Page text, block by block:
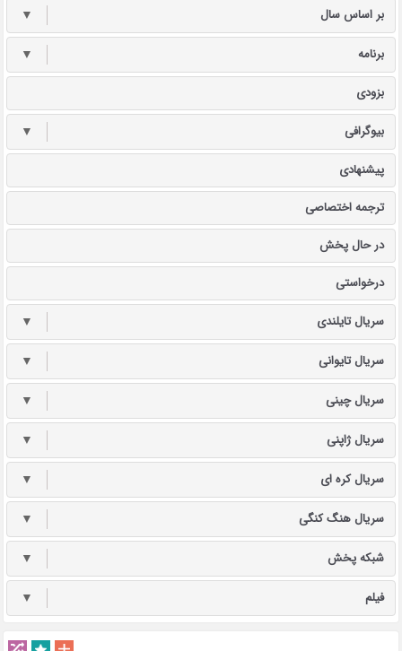
بر اساس سال ▼
برنامه ▼
بزودی
بیوگرافی ▼
پیشنهادی
ترجمه اختصاصی
در حال پخش
درخواستی
سریال تایلندی ▼
سریال تایوانی ▼
سریال چینی ▼
سریال ژاپنی ▼
سریال کره ای ▼
سریال هنگ کنگی ▼
شبکه پخش ▼
فیلم ▼